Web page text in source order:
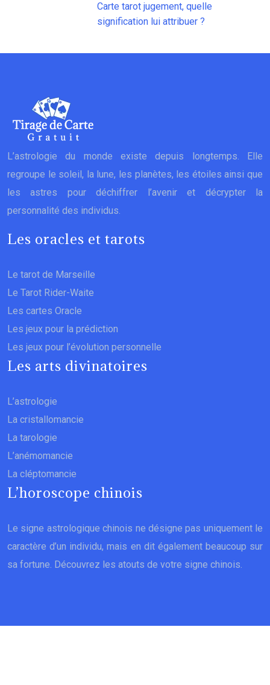
Carte tarot jugement, quelle
signification lui attribuer ?
L’astrologie du monde existe depuis longtemps. Elle
regroupe le soleil, la lune, les planètes, les étoiles ainsi que
les astres pour déchiffrer l’avenir et décrypter la
personnalité des individus.
Les oracles et tarots
Le tarot de Marseille
Le Tarot Rider-Waite
Les cartes Oracle
Les jeux pour la prédiction
Les jeux pour l’évolution personnelle
Les arts divinatoires
L’astrologie
La cristallomancie
La tarologie
L’anémomancie
La cléptomancie
L’horoscope chinois
Le signe astrologique chinois ne désigne pas uniquement le
caractère d’un individu, mais en dit également beaucoup sur
sa fortune. Découvrez les atouts de votre signe chinois.